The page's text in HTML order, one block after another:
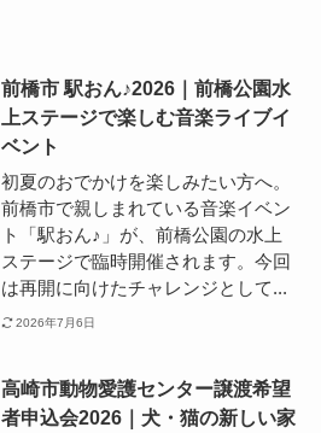
前橋市 駅おん♪2026｜前橋公園水
上ステージで楽しむ音楽ライブイ
ベント
初夏のおでかけを楽しみたい方へ。
前橋市で親しまれている音楽イベン
ト「駅おん♪」が、前橋公園の水上
ステージで臨時開催されます。今回
は再開に向けたチャレンジとして...
2026年7月6日
高崎市動物愛護センター譲渡希望
者申込会2026｜犬・猫の新しい家